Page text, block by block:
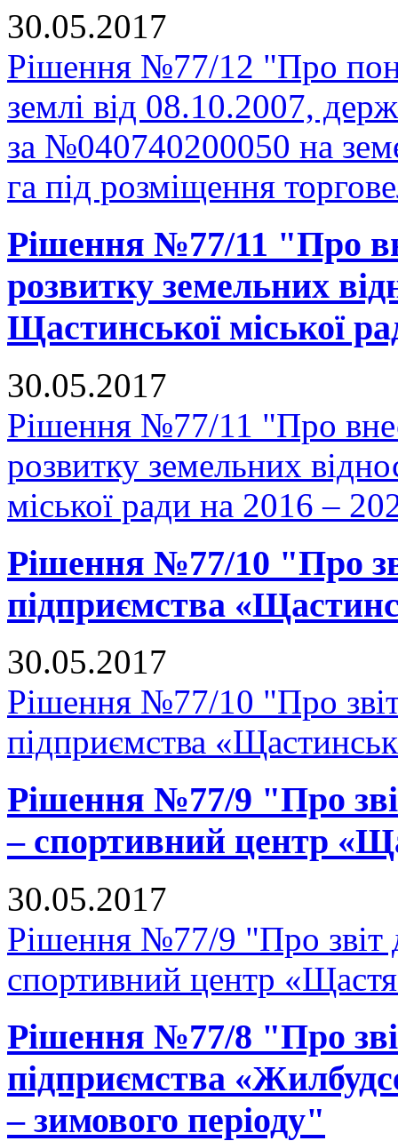
30.05.2017
Рішення №77/12 "Про
землі від 08.10.2007,
за №040740200050 на
га під розміщення
Рішення №77/11 "Про
розвитку земельних
Щастинської міської
30.05.2017
Рішення №77/11 "Про
розвитку земельних
міської ради на 2016 –
Рішення №77/10 "Про
підприємства
30.05.2017
Рішення №77/10 "Про
підприємства
Рішення №77/9 "Про
– спортивний центр
30.05.2017
Рішення №77/9 "Про звіт
спортивний центр
Рішення №77/8 "Про
підприємства
– зимового періоду"